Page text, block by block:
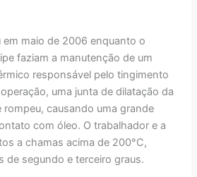
em maio de 2006 enquanto o
faziam a manutenção de um
responsável pelo tingimento
uma junta de dilatação da
causando uma grande
com óleo. O trabalhador e a
a chamas acima de 200°C,
de segundo e terceiro graus.